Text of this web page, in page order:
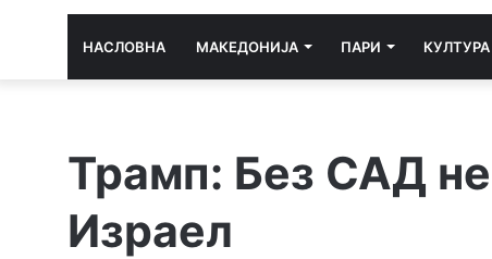
НАСЛОВНА МАКЕДОНИЈА ПАРИ КУЛТУРА
Трамп: Без САД
Израел